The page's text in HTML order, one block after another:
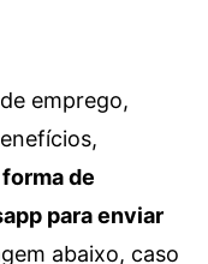
emprego,
forma de
para enviar
abaixo, caso